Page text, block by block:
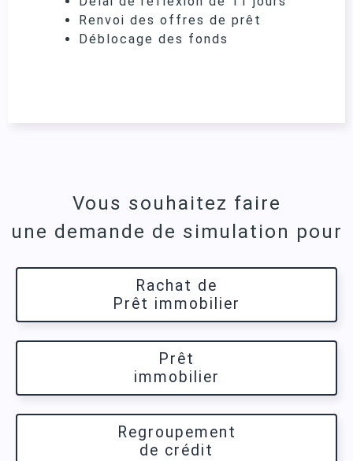
Renvoi des offres de prêt
Déblocage des fonds
Vous souhaitez faire
une demande de simulation pour
Rachat de
Prêt immobilier
Prêt
immobilier
Regroupement
de crédit